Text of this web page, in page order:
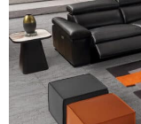
Canapé 3